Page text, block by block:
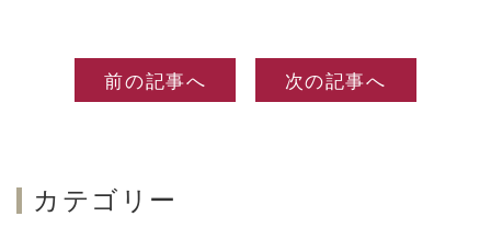
前の記事へ 次の記事へ
カテゴリー